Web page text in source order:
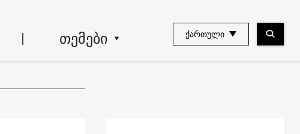
თემები ᲥᲐᲠᲗᲣᲚᲘ